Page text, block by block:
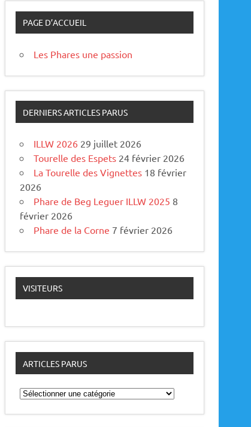
PAGE D’ACCUEIL
Les Phares une passion
DERNIERS ARTICLES PARUS
ILLW 2026 29 juillet 2026
Tourelle des Espets 24 février 2026
La Tourelle des Vignettes 18 février
2026
Phare de Beg Leguer ILLW 2025 8
février 2026
Phare de la Corne 7 février 2026
VISITEURS
ARTICLES PARUS
A
r
t